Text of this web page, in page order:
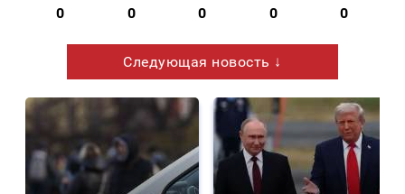
0 0 0 0 0
Следующая новость ↓